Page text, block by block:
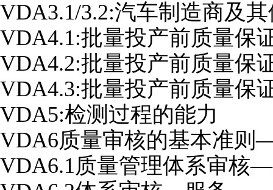
VDA3.1/3.2:汽车制造商及
VDA4.1:批量投产前质量保
VDA4.2:批量投产前质量保
VDA4.3:批量投产前质量保
VDA5:检测过程的能力
VDA6质量审核的基本准则
VDA6.1质量管理体系审核